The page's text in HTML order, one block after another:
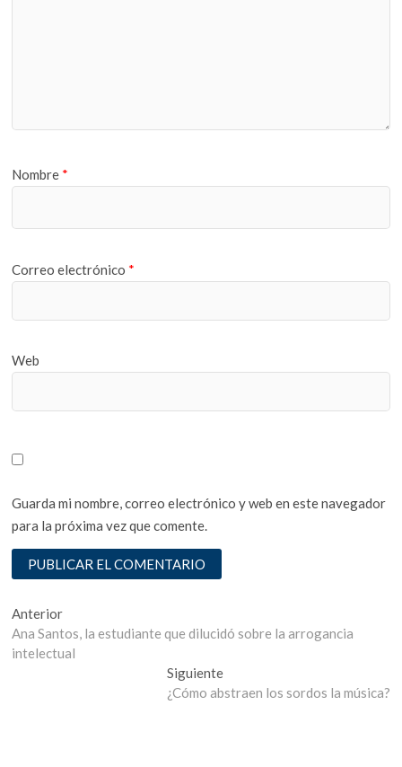
Nombre *
Correo electrónico *
Web
Guarda mi nombre, correo electrónico y web en este navegador
para la próxima vez que comente.
Navegación
de
AnteriorEntrada
anterior:
Ana Santos, la estudiante que dilucidó sobre la arrogancia
intelectual
SiguienteEntrada
siguiente:
¿Cómo abstraen los sordos la música?